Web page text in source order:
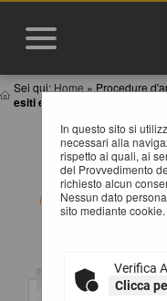
Sei qui: Home » Procedure
esiti e affida...
In questo sito si
necessari alla
rispetto ai quali, ai
del Provvedimento
richiesto alcun
Nessun dato
sito mediante cookie.
Verifica
Clicca
AVVISI DI
AFFIDAMENTI
All'interno di
esiti di gara
contratti.
Scheda".
Criteri di ricerca